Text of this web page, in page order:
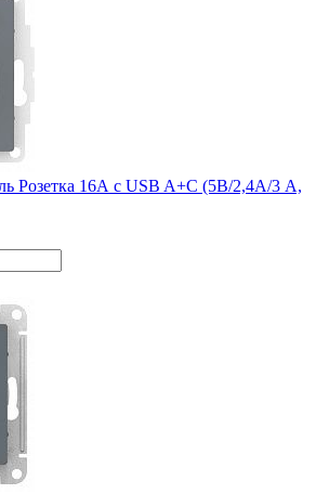
Розетка 16А с USB A+C (5В/2,4А/3 А,